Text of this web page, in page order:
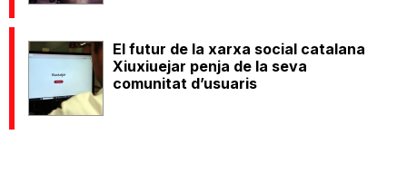
El futur de la xarxa social catalana
Xiuxiuejar penja de la seva
comunitat d’usuaris